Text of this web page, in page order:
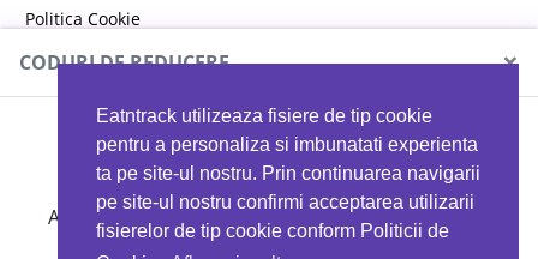
Eatntrack utilizeaza fisiere de tip cookie
pentru a personaliza si imbunatati experienta
ta pe site-ul nostru. Prin continuarea navigarii
pe site-ul nostru confirmi acceptarea utilizarii
fisierelor de tip cookie conform Politicii de
Politica Cookie
Politica de confidențialitate
CODURI DE REDUCERE ×
MYPROTEIN
Ai 40%reducere la orice comandă folosind codul
EATTRACK